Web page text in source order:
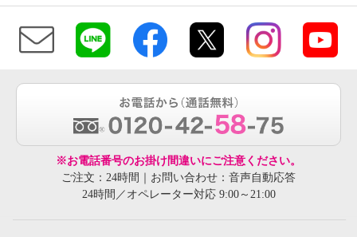
※お電話番号のお掛け間違いにご注意ください。
ご注文：24時間｜お問い合わせ：音声自動応答
24時間／オペレーター対応 9:00～21:00